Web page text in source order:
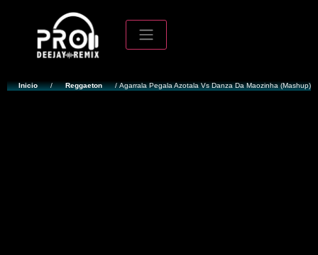
Inicio / Reggaeton / Agarrala Pegala Azotala Vs Danza Da Maozinha (Mashup)